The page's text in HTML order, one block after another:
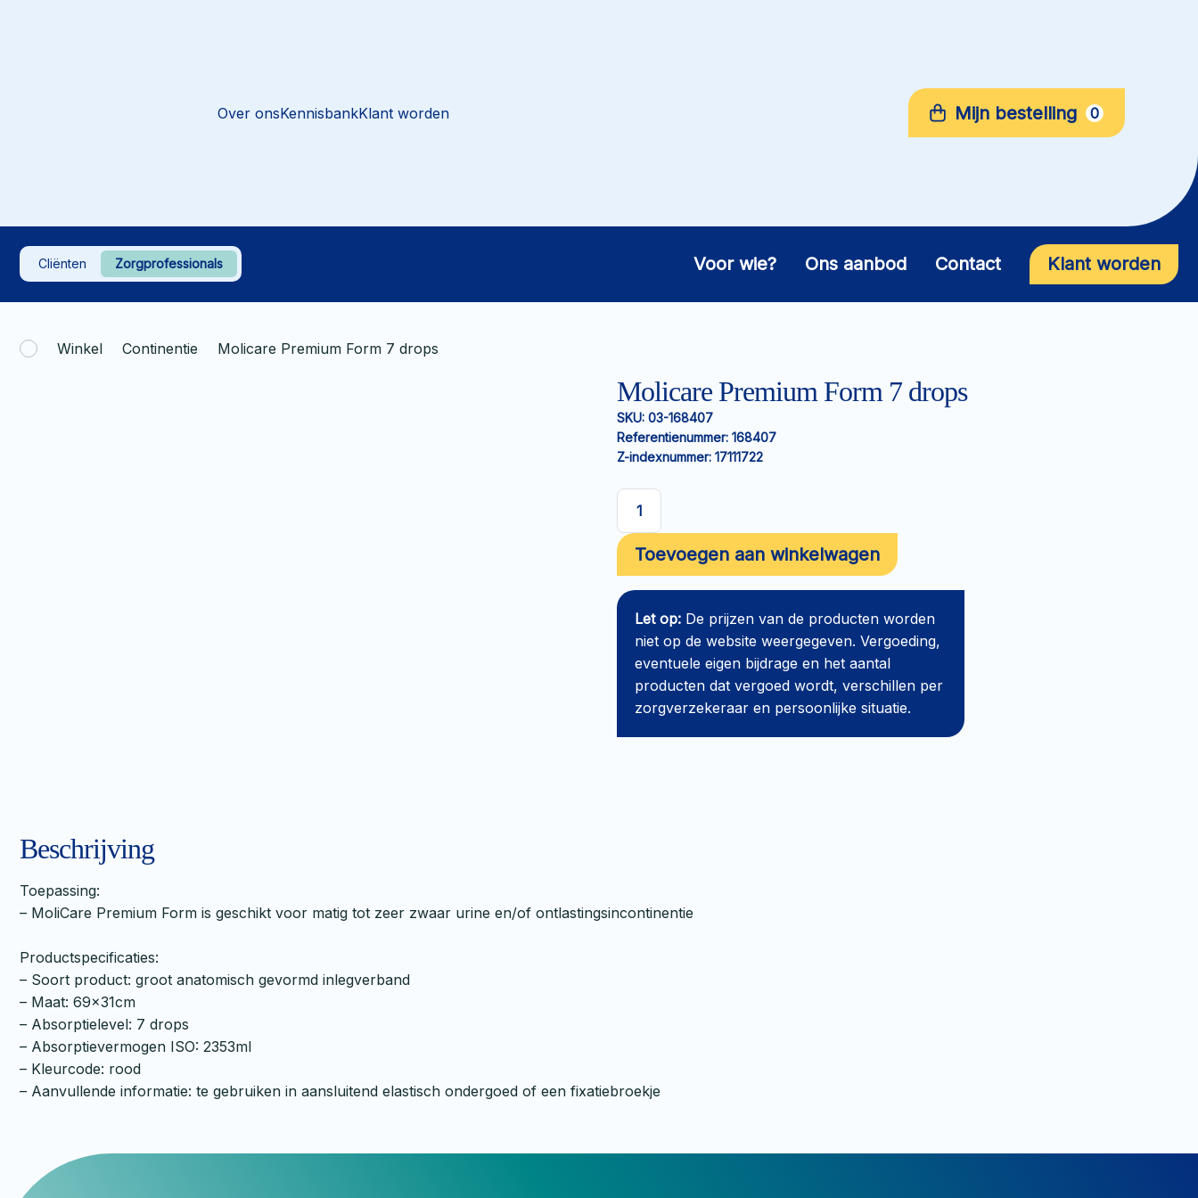
Over onsKennisbankKlant worden Mijn bestelling 0
Cliënten Zorgprofessionals Voor wie? Ons aanbod Contact Klant worden
Winkel Continentie Molicare Premium Form 7 drops
Molicare Premium Form 7 drops
SKU: 03-168407
Referentienummer: 168407
Z-indexnummer: 17111722
Molicare
Premium
Form
drops
aantal
Toevoegen aan winkelwagen
Let op: De prijzen van de producten worden
niet op de website weergegeven. Vergoeding,
eventuele eigen bijdrage en het aantal
producten dat vergoed wordt, verschillen per
zorgverzekeraar en persoonlijke situatie.
Beschrijving
Toepassing:
– MoliCare Premium Form is geschikt voor matig tot zeer zwaar urine en/of ontlastingsincontinentie
Productspecificaties:
– Soort product: groot anatomisch gevormd inlegverband
– Maat: 69x31cm
– Absorptielevel: 7 drops
– Absorptievermogen ISO: 2353ml
– Kleurcode: rood
– Aanvullende informatie: te gebruiken in aansluitend elastisch ondergoed of een fixatiebroekje